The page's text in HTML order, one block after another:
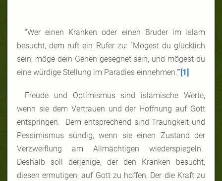
“Wer einen Kranken oder einen Bruder im Islam
besucht, dem ruft ein Rufer zu: ´Mögest du glücklich
sein, möge dein Gehen gesegnet sein, und mögest du
eine würdige Stellung im Paradies einnehmen.’” [1]
Freude und Optimismus sind islamische Werte,
wenn sie dem Vertrauen und der Hoffnung auf Gott
entspringen. Dem entsprechend sind Traurigkeit und
Pessimismus sündig, wenn sie einen Zustand der
Verzweiflung am Allmächtigen wiederspiegeln.
Deshalb soll derjenige, der den Kranken besucht,
diesen ermutigen, auf Gott zu hoffen, Der die Kraft zu